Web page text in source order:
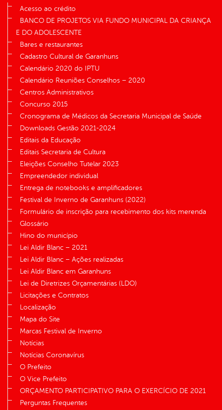
Acesso ao crédito
BANCO DE PROJETOS VIA FUNDO MUNICIPAL DA CRIANÇA
E DO ADOLESCENTE
Bares e restaurantes
Cadastro Cultural de Garanhuns
Calendário 2020 do IPTU
Calendário Reuniões Conselhos – 2020
Centros Administrativos
Concurso 2015
Cronograma de Médicos da Secretaria Municipal de Saúde
Downloads Gestão 2021-2024
Editais da Educação
Editais Secretaria de Cultura
Eleições Conselho Tutelar 2023
Empreendedor individual
Entrega de notebooks e amplificadores
Festival de Inverno de Garanhuns (2022)
Formulário de inscrição para recebimento dos kits merenda
Glossário
Hino do município
Lei Aldir Blanc – 2021
Lei Aldir Blanc – Ações realizadas
Lei Aldir Blanc em Garanhuns
Lei de Diretrizes Orçamentárias (LDO)
Licitações e Contratos
Localização
Mapa do Site
Marcas Festival de Inverno
Notícias
Notícias Coronavírus
O Prefeito
O Vice Prefeito
ORÇAMENTO PARTICIPATIVO PARA O EXERCÍCIO DE 2021
Perguntas Frequentes